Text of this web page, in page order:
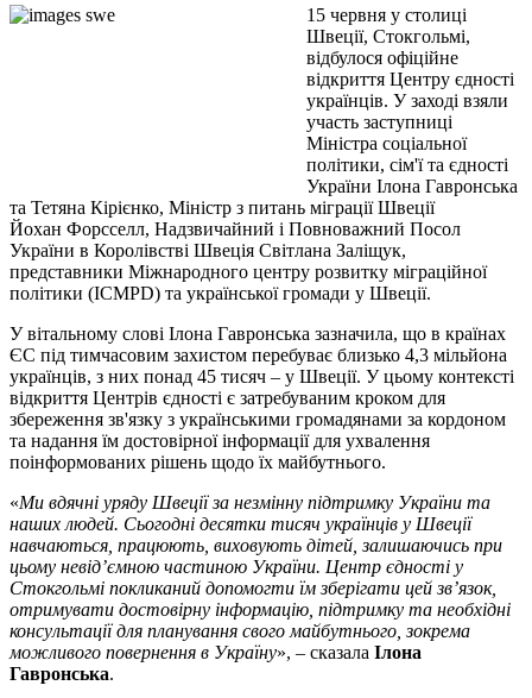
15 червня у столиці
Швеції, Стокгольмі,
відбулося офіційне
відкриття Центру єдності
українців. У заході взяли
участь заступниці
Міністра соціальної
політики, сім'ї та єдності
України Ілона Гавронська
та Тетяна Кірієнко, Міністр з питань міграції Швеції
Йохан Форсселл, Надзвичайний і Повноважний Посол
України в Королівстві Швеція Світлана Заліщук,
представники Міжнародного центру розвитку міграційної
політики (ICMPD) та української громади у Швеції.
У вітальному слові Ілона Гавронська зазначила, що в країнах
ЄС під тимчасовим захистом перебуває близько 4,3 мільйона
українців, з них понад 45 тисяч – у Швеції. У цьому контексті
відкриття Центрів єдності є затребуваним кроком для
збереження зв'язку з українськими громадянами за кордоном
та надання їм достовірної інформації для ухвалення
поінформованих рішень щодо їх майбутнього.
«Ми вдячні уряду Швеції за незмінну підтримку України та
наших людей. Сьогодні десятки тисяч українців у Швеції
навчаються, працюють, виховують дітей, залишаючись при
цьому невід’ємною частиною України. Центр єдності у
Стокгольмі покликаний допомогти їм зберігати цей зв’язок,
отримувати достовірну інформацію, підтримку та необхідні
консультації для планування свого майбутнього, зокрема
можливого повернення в Україну», – сказала Ілона
Гавронська.